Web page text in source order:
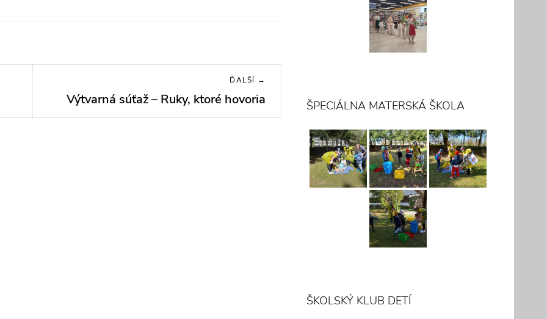
ĎALŠÍ →
Next
post:
Výtvarná súťaž – Ruky, ktoré hovoria ŠPECIÁLNA MATERSKÁ ŠKOLA
ŠKOLSKÝ KLUB DETÍ